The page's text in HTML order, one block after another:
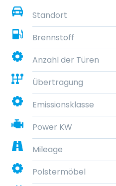
Standort
Brennstoff
Anzahl der Türen
Übertragung
Emissionsklasse
Power KW
Mileage
Polstermöbel